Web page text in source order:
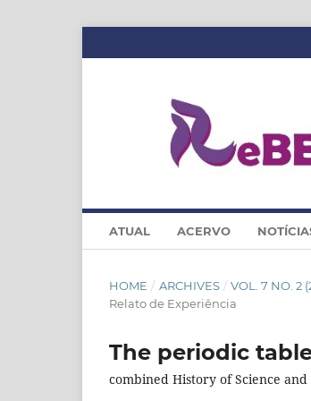
ATUAL ACERVO
HOME / ARCHIVES / VOL. 7 NO. 2
Relato de Experiência
The periodic
combined History of Science